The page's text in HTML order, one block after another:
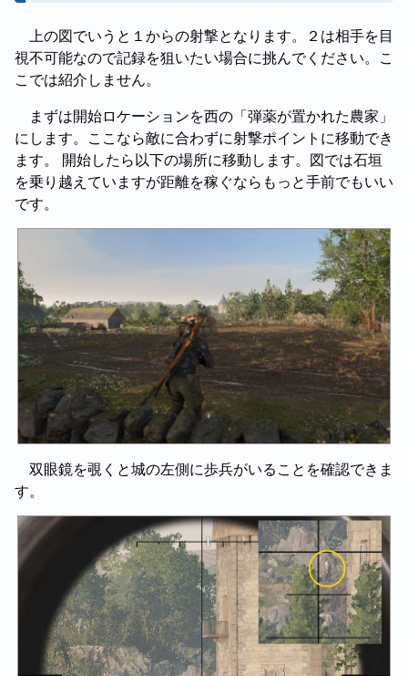
上の図でいうと１からの射撃となります。２は相手を目
視不可能なので記録を狙いたい場合に挑んでください。こ
こでは紹介しません。
まずは開始ロケーションを西の「弾薬が置かれた農家」
にします。ここなら敵に合わずに射撃ポイントに移動でき
ます。 開始したら以下の場所に移動します。図では石垣
を乗り越えていますが距離を稼ぐならもっと手前でもいい
です。
双眼鏡を覗くと城の左側に歩兵がいることを確認できま
す。